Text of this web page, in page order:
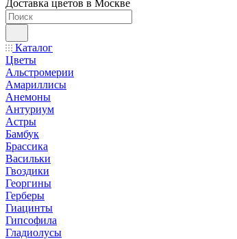
Доставка цветов в Москве
Каталог
Цветы
Альстромерии
Амариллисы
Анемоны
Антуриум
Астры
Бамбук
Брассика
Васильки
Гвоздики
Георгины
Герберы
Гиацинты
Гипсофила
Гладиолусы